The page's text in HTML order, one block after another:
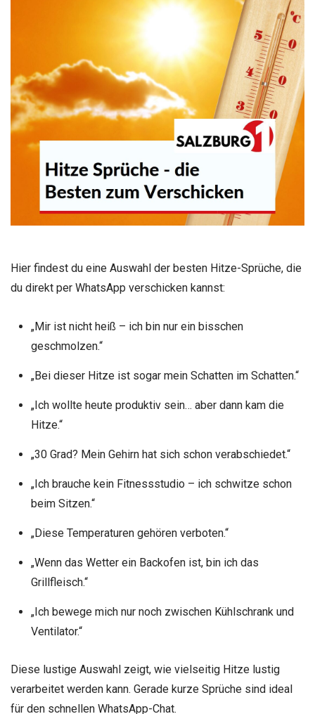
Hier findest du eine Auswahl der besten Hitze-Sprüche, die
du direkt per WhatsApp verschicken kannst:
„Mir ist nicht heiß – ich bin nur ein bisschen
geschmolzen.“
„Bei dieser Hitze ist sogar mein Schatten im Schatten.“
„Ich wollte heute produktiv sein… aber dann kam die
Hitze.“
„30 Grad? Mein Gehirn hat sich schon verabschiedet.“
„Ich brauche kein Fitnessstudio – ich schwitze schon
beim Sitzen.“
„Diese Temperaturen gehören verboten.“
„Wenn das Wetter ein Backofen ist, bin ich das
Grillfleisch.“
„Ich bewege mich nur noch zwischen Kühlschrank und
Ventilator.“
Diese lustige Auswahl zeigt, wie vielseitig Hitze lustig
verarbeitet werden kann. Gerade kurze Sprüche sind ideal
für den schnellen WhatsApp-Chat.